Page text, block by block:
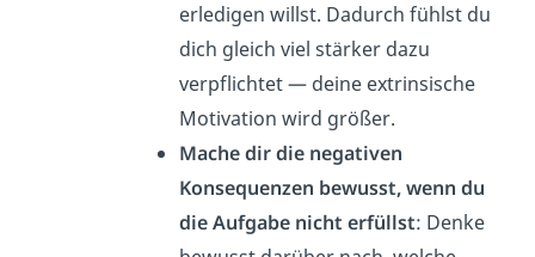
erledigen willst. Dadurch fühlst du
dich gleich viel stärker dazu
verpflichtet— deine extrinsische
Motivation wird größer.
Mache dir die negativen
Konsequenzen bewusst, wenn du
die Aufgabe nicht erfüllst: Denke